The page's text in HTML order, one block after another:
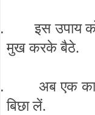
इस उपाय
मुख करके बैठे.
अब एक
बिछा लें.